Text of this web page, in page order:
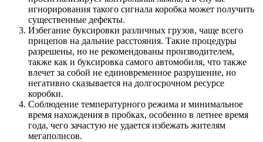
игнорирования такого сигнала коробка может получить
существенные дефекты.
Избегание буксировки различных грузов, чаще всего
прицепов на дальние расстояния. Такие процедуры
разрешены, но не рекомендованы производителем,
также как и буксировка самого автомобиля, что также
влечет за собой не единовременное разрушение, но
негативно сказывается на долгосрочном ресурсе
коробки.
Соблюдение температурного режима и минимальное
время нахождения в пробках, особенно в летнее время
года, чего зачастую не удается избежать жителям
мегаполисов.